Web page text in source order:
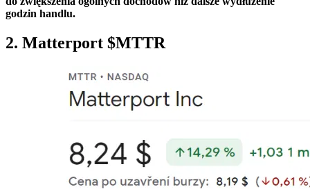
godzin handlu.
2. Matterport $MTTR